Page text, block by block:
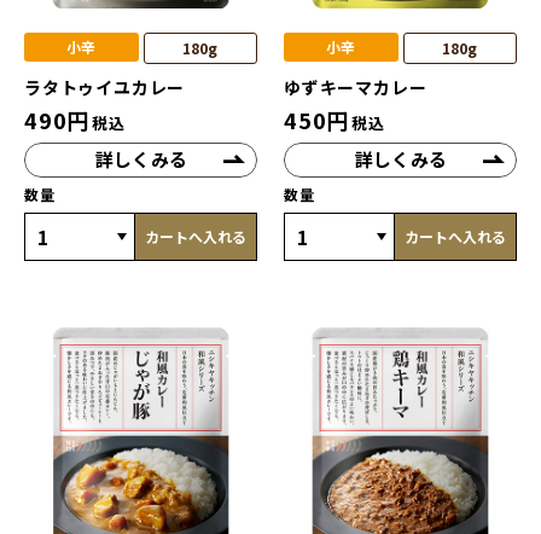
小辛 180g
ラタトゥイユカレー
490円税込
詳しくみる
数量
カートへ入れる
小辛 180g
ゆずキーマカレー
450円税込
詳しくみる
数量
カートへ入れる